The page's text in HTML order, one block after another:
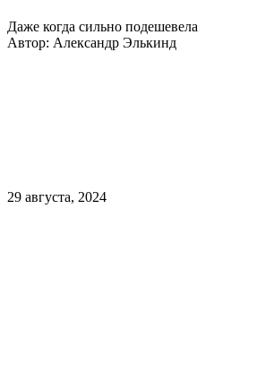
Даже когда сильно подешевела
Автор: Александр Элькинд
29 августа, 2024